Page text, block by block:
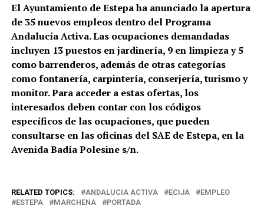
El Ayuntamiento de Estepa ha anunciado la apertura
de 35 nuevos empleos dentro del Programa
Andalucía Activa. Las ocupaciones demandadas
incluyen 13 puestos en jardinería, 9 en limpieza y 5
como barrenderos, además de otras categorías
como fontanería, carpintería, conserjería, turismo y
monitor. Para acceder a estas ofertas, los
interesados deben contar con los códigos
específicos de las ocupaciones, que pueden
consultarse en las oficinas del SAE de Estepa, en la
Avenida Badía Polesine s/n.
RELATED TOPICS: ANDALUCIA ACTIVA ECIJA
EMPLEO
ESTEPA
MARCHENA PORTADA